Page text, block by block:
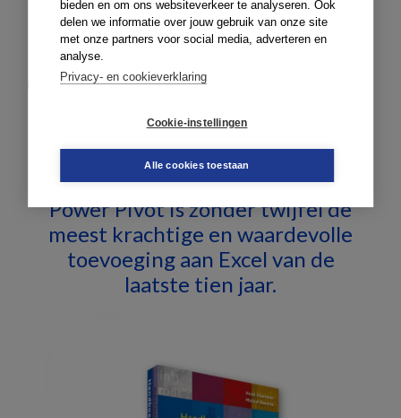
bieden en om ons websiteverkeer te analyseren. Ook
delen we informatie over jouw gebruik van onze site
met onze partners voor social media, adverteren en
analyse.
Privacy- en cookieverklaring
Cookie-instellingen
Alle cookies toestaan
meer info en
aanmelden
Sidebar
Power Pivot is zonder twijfel de
meest krachtige en waardevolle
toevoeging aan Excel van de
laatste tien jaar.